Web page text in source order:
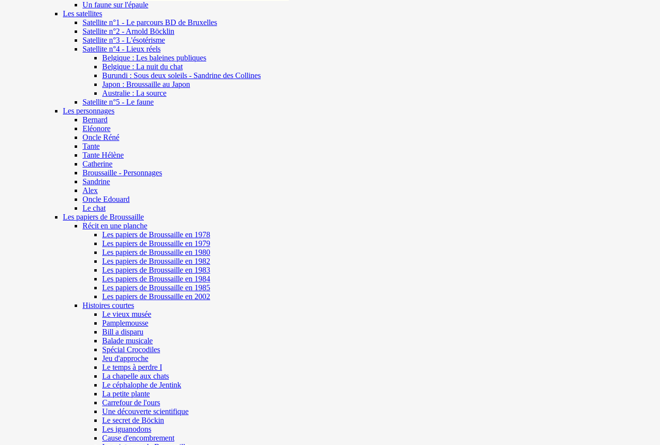
Un faune sur l'épaule
Les satellites
Satellite n°1 - Le parcours BD de Bruxelles
Satellite n°2 - Arnold Böcklin
Satellite n°3 - L'ésotérisme
Satellite n°4 - Lieux réels
Belgique : Les baleines publiques
Belgique : La nuit du chat
Burundi : Sous deux soleils - Sandrine des Collines
Japon : Broussaille au Japon
Australie : La source
Satellite n°5 - Le faune
Les personnages
Bernard
Eléonore
Oncle Réné
Tante
Tante Hélène
Catherine
Broussaille - Personnages
Sandrine
Alex
Oncle Edouard
Le chat
Les papiers de Broussaille
Récit en une planche
Les papiers de Broussaille en 1978
Les papiers de Broussaille en 1979
Les papiers de Broussaille en 1980
Les papiers de Broussaille en 1982
Les papiers de Broussaille en 1983
Les papiers de Broussaille en 1984
Les papiers de Broussaille en 1985
Les papiers de Broussaille en 2002
Histoires courtes
Le vieux musée
Pamplemousse
Bill a disparu
Balade musicale
Spécial Crocodiles
Jeu d'approche
Le temps à perdre I
La chapelle aux chats
Le céphalophe de Jentink
La petite plante
Carrefour de l'ours
Une découverte scientifique
Le secret de Böckin
Les iguanodons
Cause d'encombrement